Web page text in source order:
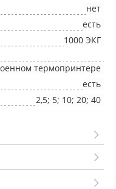
нет
есть
1000 ЭКГ
термопринтере
есть
2,5; 5; 10; 20; 40